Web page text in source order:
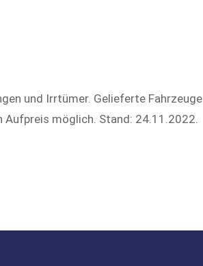
und Irrtümer. Gelieferte Fahrzeuge
Aufpreis möglich. Stand: 24.11.2022.